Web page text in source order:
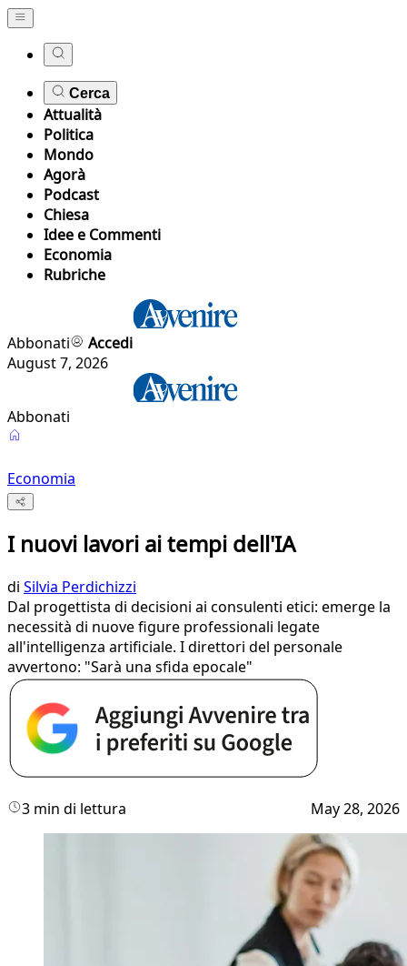
Cerca
Attualità
Politica
Mondo
Agorà
Podcast
Chiesa
Idee e Commenti
Economia
Rubriche
Abbonati
Accedi
August 7, 2026
Abbonati
Economia
I nuovi lavori ai tempi dell'IA
di Silvia Perdichizzi
Dal progettista di decisioni ai consulenti etici: emerge la
necessità di nuove figure professionali legate
all'intelligenza artificiale. I direttori del personale
avvertono: "Sarà una sfida epocale"
3 min di lettura May 28, 2026